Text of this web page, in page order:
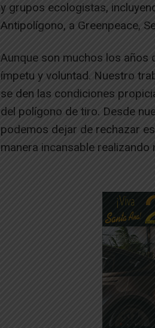
y grupos ecologistas,
Antipolígono, a Greenpeace,
Aunque son muchos los años
ímpetu y voluntad. Nuestro
se den las condiciones
del polígono de tiro. Desde
podemos dejar de rechazar
manera incansable